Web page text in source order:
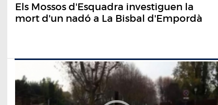
Els Mossos d'Esquadra investiguen la
mort d'un nadó a La Bisbal d'Empordà